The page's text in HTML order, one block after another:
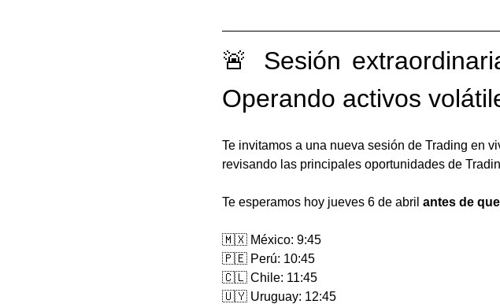
🚨 Sesión
Operando activos
Te invitamos a una nueva sesión de Trading en
revisando las principales oportunidades de
Te esperamos hoy jueves 6 de abril antes de
🇲🇽 México: 9:45
🇵🇪 Perú: 10:45
🇨🇱 Chile: 11:45
🇺🇾 Uruguay: 12:45